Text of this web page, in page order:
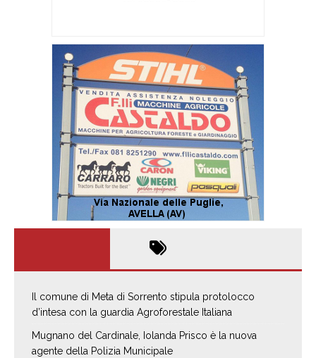
Il comune di Meta di Sorrento stipula protolocco
d’intesa con la guardia Agroforestale Italiana
Mugnano del Cardinale, Iolanda Prisco è la nuova
agente della Polizia Municipale